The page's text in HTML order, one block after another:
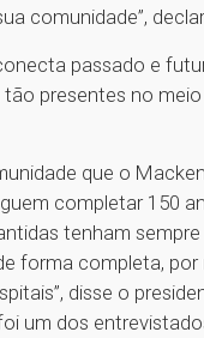
comunidade”,
passado e
presentes no
que o
completar 150
tenham
forma completa,
disse o
um dos